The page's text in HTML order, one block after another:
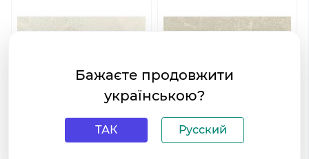
Вінілові шпалери на
Вінілові шпалери на
Бажаєте продовжити
українською?
ТАК Русский